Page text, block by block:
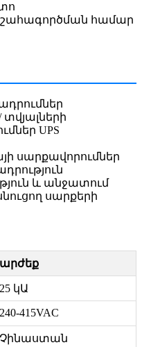
համար
UPS
սարքավորումներ
և անջատում
սարքերի
արժեք
25 կԱ
240-415VAC
Չինաստան